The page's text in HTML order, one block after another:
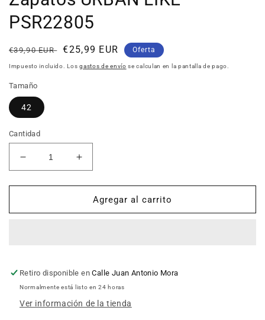
PSR22805
Precio
habitual
€39,90 EUR
Precio
de
€25,99 EUR Oferta
Impuesto incluido. Losgastos de envío se calculan en la pantalla de pago.
Tamaño
42
Cantidad
Reducir
cantidad
para
URBAN
Aumentar
cantidad
para
Zapatos
URBAN
Agregar al carrito
Retiro disponible enCalle Juan Antonio Mora
Normalmente está listo en 24 horas
Ver información de la tienda